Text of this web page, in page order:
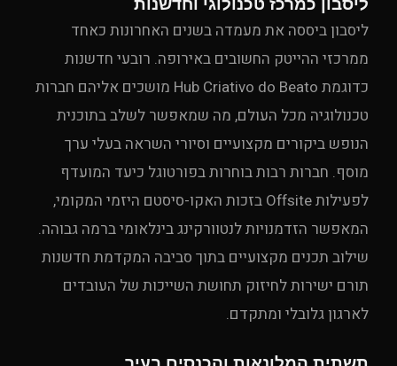
ליסבון ביססה את מעמדה בשנים האחרונות כאחד
ממרכזי ההייטק החשובים באירופה. רובעי חדשנות
כדוגמת Hub Criativo do Beato מושכים אליהם חברות
טכנולוגיה מכל העולם, מה שמאפשר לשלב בתוכנית
הנופש ביקורים מקצועיים וסיורי השראה בעלי ערך
מוסף. חברות רבות בוחרות בפורטוגל כיעד המועדף
לפעילות Offsite בזכות האקו-סיסטם היזמי המקומי,
המאפשר הזדמנויות לנטוורקינג בינלאומי ברמה גבוהה.
שילוב תכנים מקצועיים בתוך סביבה המקדמת חדשנות
תורם ישירות לחיזוק תחושת השייכות של העובדים
לארגון גלובלי ומתקדם.